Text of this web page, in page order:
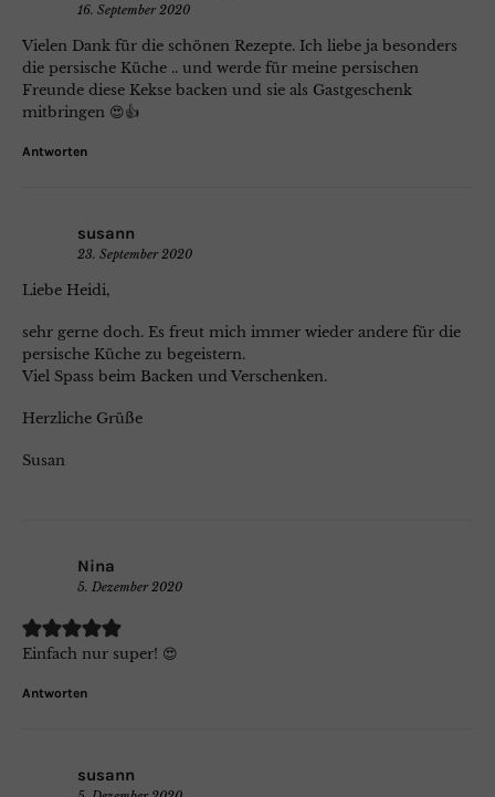
16. September 2020
Vielen Dank für die schönen Rezepte. Ich liebe ja besonders
die persische Küche .. und werde für meine persischen
Freunde diese Kekse backen und sie als Gastgeschenk
mitbringen 😍👍
Antworten
susann
23. September 2020
Liebe Heidi,
sehr gerne doch. Es freut mich immer wieder andere für die
persische Küche zu begeistern.
Viel Spass beim Backen und Verschenken.
Herzliche Grüße
Susan
Nina
5. Dezember 2020
Einfach nur super! 😍
Antworten
susann